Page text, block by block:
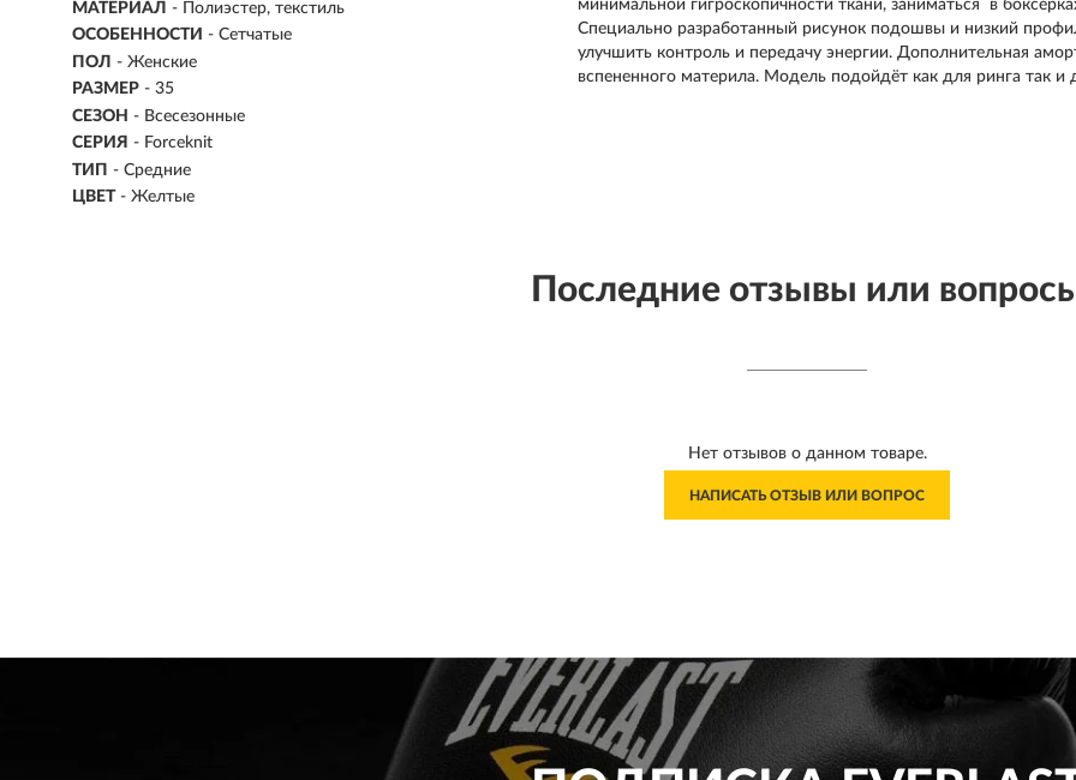
МАТЕРИАЛ - Полиэстер, текстиль
ОСОБЕННОСТИ - Сетчатые
ПОЛ - Женские
РАЗМЕР - 35
СЕЗОН - Всесезонные
СЕРИЯ - Forceknit
ТИП - Средние
ЦВЕТ - Желтые
минимальной гигроскопичности ткани, заниматься в
Специально разработанный рисунок подошвы и низкий
улучшить контроль и передачу энергии. Дополнительная
вспененного материла. Модель подойдёт как для ринга так и
Последние отзывы или
Нет отзывов о данном товаре.
НАПИСАТЬ ОТЗЫВ ИЛИ ВОПРОС